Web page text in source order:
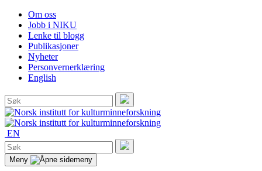
Om oss
Jobb i NIKU
Lenke til blogg
Publikasjoner
Nyheter
Personvernerklæring
English
Søk
etter:
Søk
EN
Søk
etter:
Søk
Meny